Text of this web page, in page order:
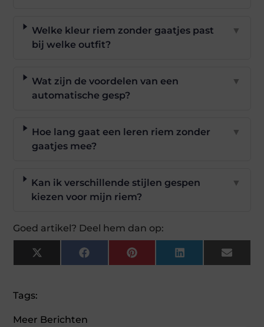
Welke kleur riem zonder gaatjes past
bij welke outfit?
▼
Wat zijn de voordelen van een
automatische gesp?
▼
Hoe lang gaat een leren riem zonder
gaatjes mee?
▼
Kan ik verschillende stijlen gespen
kiezen voor mijn riem?
▼
Goed artikel? Deel hem dan op:
X
(Twitter)
FacebookPinterestLinkedIn Email
Tags:
Meer Berichten